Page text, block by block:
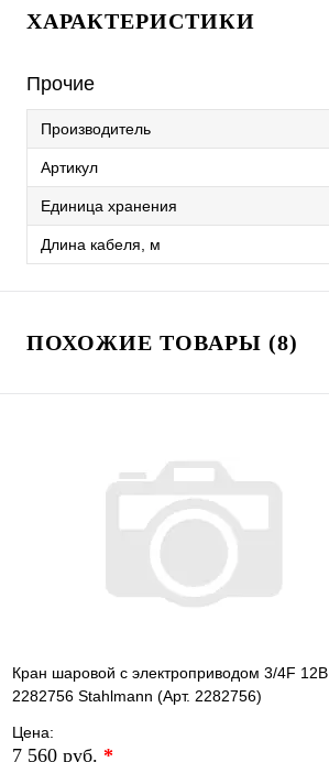
ХАРАКТЕРИСТИКИ
Прочие
Производитель
Артикул
Единица хранения
Длина кабеля, м
ПОХОЖИЕ ТОВАРЫ (8)
Кран шаровой с электроприводом 3/4F 12В
2282756 Stahlmann (Арт. 2282756)
Цена:
7 560 руб. *